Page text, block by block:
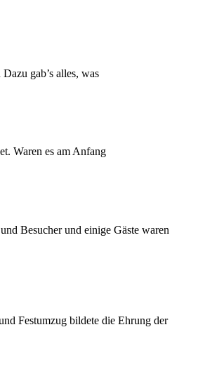
gab’s alles, was
Waren es am Anfang
Besucher und einige Gäste waren
Festumzug bildete die Ehrung der